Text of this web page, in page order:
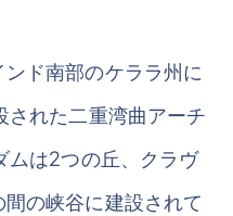
ド南部のケララ州に
された二重湾曲アーチ
ムは2つの丘、クラヴ
の峡谷に建設されて